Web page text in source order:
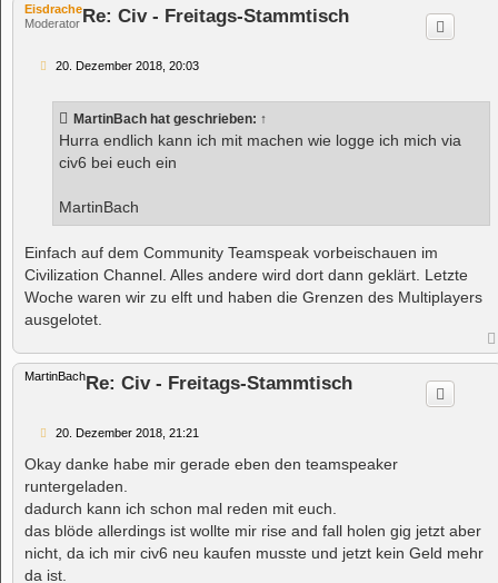
Eisdrache
Moderator Re: Civ - Freitags-Stammtisch
B20. Dezember 2018, 20:03
MartinBach hat geschrieben: ↑
Hurra endlich kann ich mit machen wie logge ich mich via
civ6 bei euch ein
MartinBach
Einfach auf dem Community Teamspeak vorbeischauen im
Civilization Channel. Alles andere wird dort dann geklärt. Letzte
Woche waren wir zu elft und haben die Grenzen des Multiplayers
ausgelotet.
MartinBachRe: Civ - Freitags-Stammtisch
B
i
t
r
a
g
20. Dezember 2018, 21:21
Okay danke habe mir gerade eben den teamspeaker
runtergeladen.
dadurch kann ich schon mal reden mit euch.
das blöde allerdings ist wollte mir rise and fall holen gig jetzt aber
nicht, da ich mir civ6 neu kaufen musste und jetzt kein Geld mehr
da ist.